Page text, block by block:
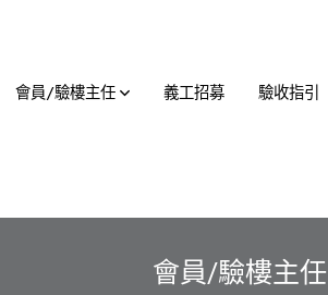
會員/驗樓主任 義工招募 驗收指引
會員/驗樓主任